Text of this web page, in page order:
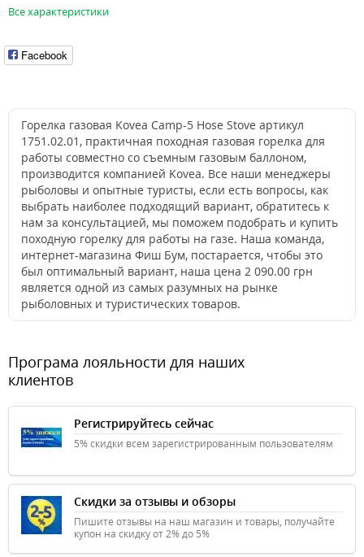
Все характеристики
Facebook
Горелка газовая Kovea Camp-5 Hose Stove артикул
1751.02.01, практичная походная газовая горелка для
работы совместно со съемным газовым баллоном,
производится компанией Kovea. Все наши менеджеры
рыболовы и опытные туристы, если есть вопросы, как
выбрать наиболее подходящий вариант, обратитесь к
нам за консультацией, мы поможем подобрать и купить
походную горелку для работы на газе. Наша команда,
интернет-магазина Фиш Бум, постарается, чтобы это
был оптимальный вариант, наша цена 2 090.00 грн
является одной из самых разумных на рынке
рыболовных и туристических товаров.
Програма лояльности для наших
клиентов
Регистрируйтесь сейчас
5% скидки всем зарегистрированным пользователям
Скидки за отзывы и обзоры
Пишите отзывы на наш магазин и товары, получайте
купон на скидку от 2% до 5%